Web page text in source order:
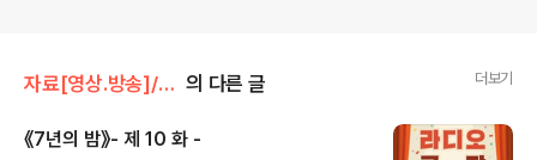
자료[영상.방송]/라디오극장 의 다른 글 더보기
《7년의 밤》- 제 10 화 -